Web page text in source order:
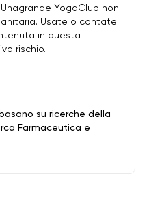
su ricerche della
Farmaceutica e
YogaClub non
Usate o contate
in questa
rischio.